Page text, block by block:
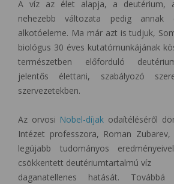
A víz az élet alapja, a deutérium,
nehezebb változata pedig annak
alkotóeleme. Ma már azt is tudjuk,
biológus 30 éves kutatómunkájának
természetben előforduló
jelentős élettani, szabályozó
szervezetekben.
Az orvosi Nobel-díjak odaítéléséről
Intézet professzora, Roman
legújabb tudományos
csökkentett deutériumtartalmú víz
daganatellenes hatását.